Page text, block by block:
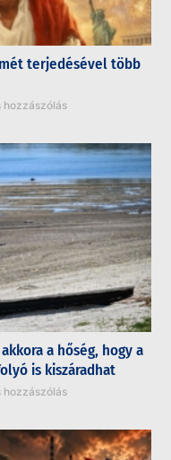
terjedésével több
hozzászólás
a hőség, hogy a
is kiszáradhat
hozzászólás